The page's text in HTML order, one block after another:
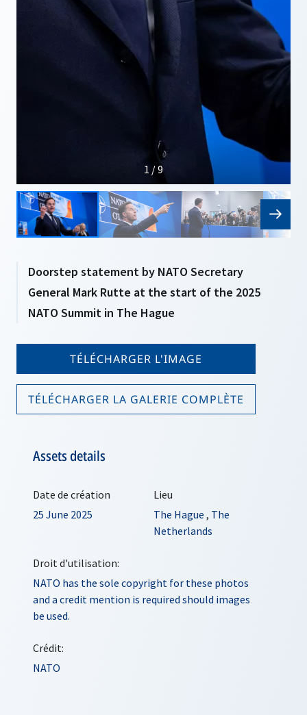
1 / 9
Doorstep statement by NATO Secretary
General Mark Rutte at the start of the 2025
NATO Summit in The Hague
TÉLÉCHARGER L'IMAGE
TÉLÉCHARGER LA GALERIE COMPLÈTE
Assets details
Date de création
25 June 2025
Lieu
The Hague , The
Netherlands
Droit d'utilisation:
NATO has the sole copyright for these photos
and a credit mention is required should images
be used.
Crédit:
NATO